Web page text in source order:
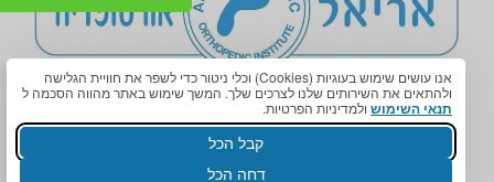
אנו עושים שימוש בעוגיות (Cookies) וכלי ניטור כדי לשפר את חוויית הגלישה
ולהתאים את השירותים שלנו לצרכים שלך. המשך שימוש באתר מהווה הסכמה ל
תנאי השימוש ולמדיניות הפרטיות.
קבל הכל
דחה הכל
צור קשר
מעבדה אורטופדית
רחוב אחוזה 124, רעננה